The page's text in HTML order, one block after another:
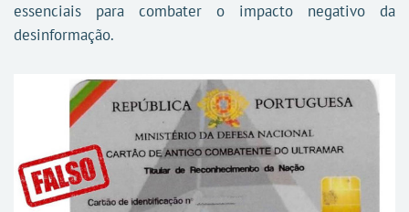
essenciais para combater o impacto negativo da
desinformação.